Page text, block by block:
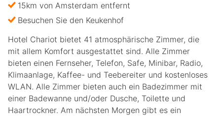
15km von Amsterdam entfernt
Besuchen Sie den Keukenhof
Hotel Chariot bietet 41 atmosphärische Zimmer, die
mit allem Komfort ausgestattet sind. Alle Zimmer
bieten einen Fernseher, Telefon, Safe, Minibar, Radio,
Klimaanlage, Kaffee- und Teebereiter und kostenloses
WLAN. Alle Zimmer bieten auch ein Badezimmer mit
einer Badewanne und/oder Dusche, Toilette und
Haartrockner. Am nächsten Morgen gibt es ein